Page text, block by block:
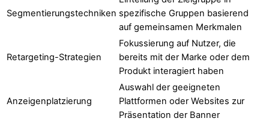
Segmentierungstechniken spezifische Gruppen basierend
auf gemeinsamen Merkmalen
Retargeting-Strategien
Fokussierung auf Nutzer, die
bereits mit der Marke oder dem
Produkt interagiert haben
Anzeigenplatzierung
Auswahl der geeigneten
Plattformen oder Websites zur
Präsentation der Banner